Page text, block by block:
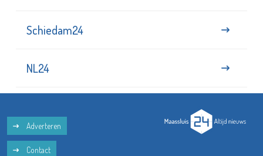
Schiedam24
NL24
Adverteren
Contact